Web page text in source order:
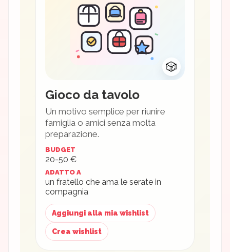
🎲
Gioco da tavolo
Un motivo semplice per riunire
famiglia o amici senza molta
preparazione.
BUDGET
20-50 €
ADATTO A
un fratello che ama le serate in
compagnia
Aggiungi alla mia wishlist
Crea wishlist